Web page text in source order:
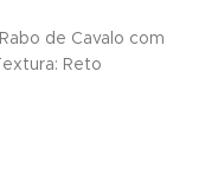
de Cavalo com
Reto